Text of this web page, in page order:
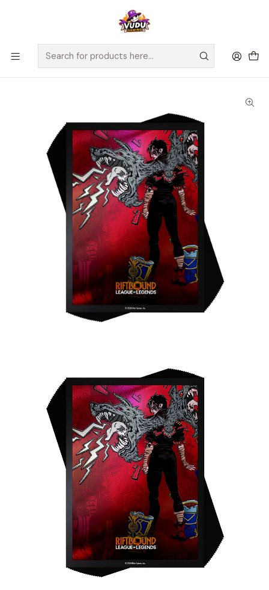
🚀 ¡Despachamos a todo Chile! Envío GRATIS a Regiones sobre
$100.000 y a RM sobre $35.000
Juegos de Cartas TCG Riftbound
Sellados Riftbound
Card Sleeves: Riftbound - Unleashed - Vi, Piltover Enforcer